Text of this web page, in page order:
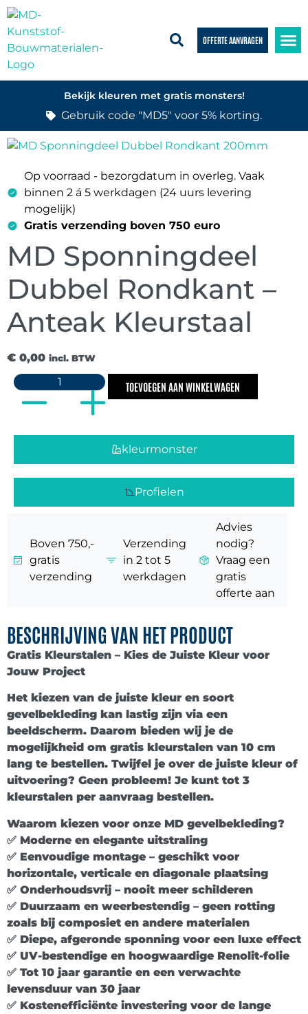
OFFERTE AANVRAGEN
Bekijk kleuren met gratis monsters!
Gebruik code "MD5" voor 5% korting.
Op voorraad - bezorgdatum in overleg. Vaak
binnen 2 á 5 werkdagen (24 uurs levering
mogelijk)
Gratis verzending boven 750 euro
MD Sponningdeel
Dubbel Rondkant –
Anteak Kleurstaal
€ 0,00 incl. BTW
TOEVOEGEN AAN WINKELWAGEN
kleurmonster
Profielen
Boven 750,-
gratis
verzending
Verzending
in 2 tot 5
werkdagen
Advies
nodig?
Vraag een
gratis
offerte aan
BESCHRIJVING VAN HET PRODUCT
Gratis Kleurstalen – Kies de Juiste Kleur voor
Jouw Project
Het kiezen van de juiste kleur en soort
gevelbekleding kan lastig zijn via een
beeldscherm. Daarom bieden wij je de
mogelijkheid om gratis kleurstalen van 10 cm
lang te bestellen. Twijfel je over de juiste kleur of
uitvoering? Geen probleem! Je kunt tot 3
kleurstalen per aanvraag bestellen.
Waarom kiezen voor onze MD gevelbekleding?
✅ Moderne en elegante uitstraling
✅ Eenvoudige montage – geschikt voor
horizontale, verticale en diagonale plaatsing
✅ Onderhoudsvrij – nooit meer schilderen
✅ Duurzaam en weerbestendig – geen rotting
zoals bij composiet en andere materialen
✅ Diepe, afgeronde sponning voor een luxe effect
✅ UV-bestendige en hoogwaardige Renolit-folie
✅ Tot 10 jaar garantie en een verwachte
levensduur van 30 jaar
✅ Kostenefficiënte investering voor de lange